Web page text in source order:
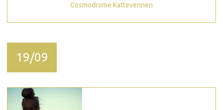
Cosmodrome Kattevennen
19/09